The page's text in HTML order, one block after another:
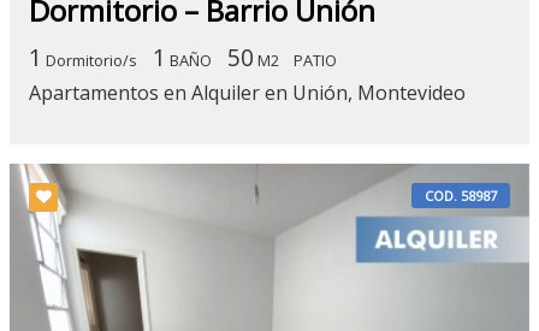
Dormitorio – Barrio Unión
1 Dormitorio/s 1 BAÑO 50 M2 PATIO
Apartamentos en Alquiler en Unión, Montevideo
COD. 58987